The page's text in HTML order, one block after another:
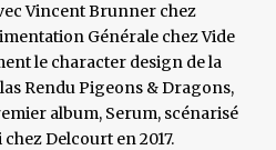
Vincent Brunner chez
Générale chez Vide
le character design de la
Rendu Pigeons & Dragons,
album, Serum, scénarisé
Delcourt en 2017.